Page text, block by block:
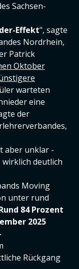
Sachsen-
Effekt", sagte
Nordrhein,
Patrick
Oktober
warteten
eine
der
aber unklar -
wirklich deutlich
Moving
unter rund
84 Prozent
2025
Rückgang